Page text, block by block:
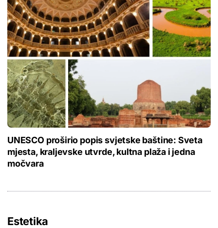
UNESCO proširio popis svjetske baštine: Sveta
mjesta, kraljevske utvrde, kultna plaža i jedna
močvara
Estetika